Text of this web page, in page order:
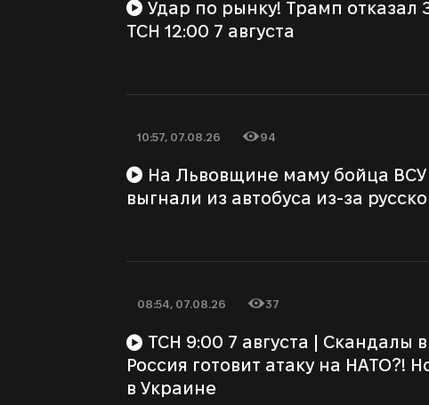
ТСН 12:00 7 августа
Дата публикации
10:57, 07.08.26
Количество просмотров
94
выгнали из автобуса из-за
Дата публикации
08:54, 07.08.26
Количество просмотров
37
Россия готовит атаку на НАТО?!
в Украине